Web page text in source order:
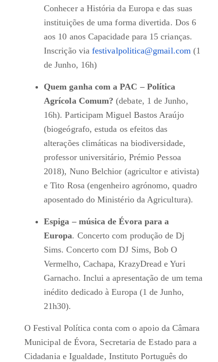
Conhecer a História da Europa e das suas
instituições de uma forma divertida. Dos 6
aos 10 anos Capacidade para 15 crianças.
Inscrição viafestivalpolitica@gmail.com(1
de Junho, 16h)
Quem ganha com a PAC – Política
Agrícola Comum? (debate, 1 de Junho,
16h). Participam Miguel Bastos Araújo
(biogeógrafo, estuda os efeitos das
alterações climáticas na biodiversidade,
professor universitário, Prémio Pessoa
2018), Nuno Belchior (agricultor e ativista)
e Tito Rosa (engenheiro agrónomo, quadro
aposentado do Ministério da Agricultura).
Espiga – música de Évora para a
Europa. Concerto com produção de Dj
Sims. Concerto com DJ Sims, Bob O
Vermelho, Cachapa, KrazyDread e Yuri
Garnacho. Inclui a apresentação de um tema
inédito dedicado à Europa (1 de Junho,
21h30).
O Festival Política conta com o apoio da Câmara
Municipal de Évora, Secretaria de Estado para a
Cidadania e Igualdade, Instituto Português do